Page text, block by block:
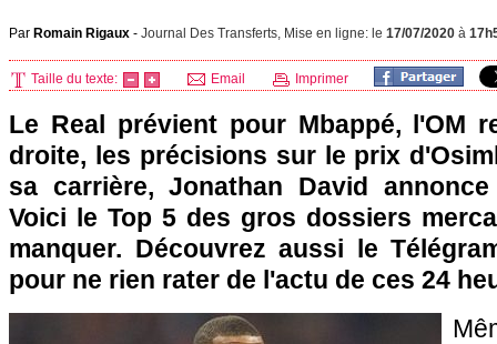
Par Romain Rigaux - Journal Des Transferts, Mise en ligne: le 17/07/2020 à
Taille du texte: Email Imprimer
Le Real prévient pour Mbappé, l'OM
droite, les précisions sur le prix
sa carrière, Jonathan David
Voici le Top 5 des gros dossiers
manquer. Découvrez aussi le
pour ne rien rater de l'actu de ces 24